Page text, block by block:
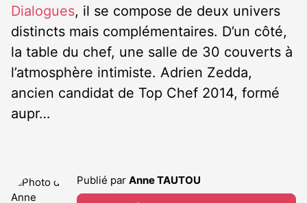
Dialogues, il se compose de deux univers
distincts mais complémentaires. D’un côté,
la table du chef, une salle de 30 couverts à
l’atmosphère intimiste. Adrien Zedda,
ancien candidat de Top Chef 2014, formé
aupr…
Publié par Anne TAUTOU